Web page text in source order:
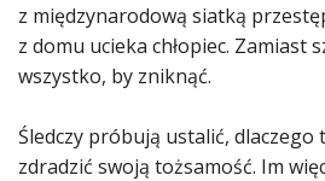
z międzynarodową siatką
z domu ucieka chłopiec. Zamiast
wszystko, by zniknąć.
Śledczy próbują ustalić,
zdradzić swoją tożsamość. Im